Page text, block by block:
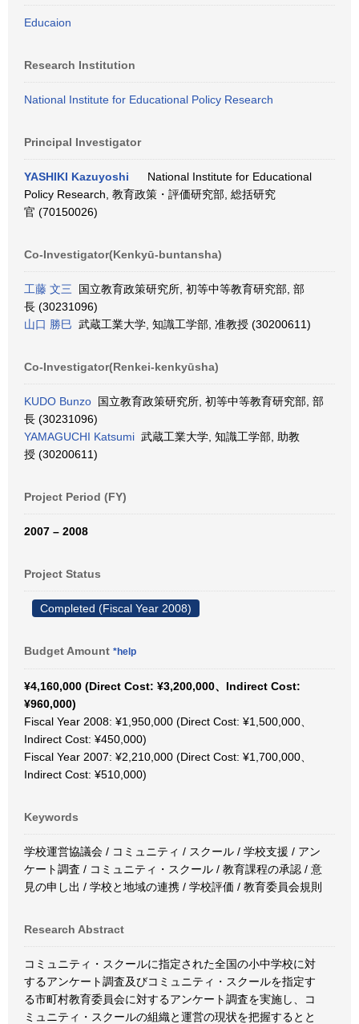
Educaion
Research Institution
National Institute for Educational Policy Research
Principal Investigator
YASHIKI Kazuyoshi
National Institute for Educational
Policy Research, 教育政策・評価研究部, 総括研究
官 (70150026)
Co-Investigator(Kenkyū-buntansha)
工藤 文三 国立教育政策研究所, 初等中等教育研究部, 部
長 (30231096)
山口 勝巳 武蔵工業大学, 知識工学部, 准教授 (30200611)
Co-Investigator(Renkei-kenkyūsha)
KUDO Bunzo 国立教育政策研究所, 初等中等教育研究部, 部
長 (30231096)
YAMAGUCHI Katsumi 武蔵工業大学, 知識工学部, 助教
授 (30200611)
Project Period (FY)
2007 – 2008
Project Status
Completed (Fiscal Year 2008)
Budget Amount *help
¥4,160,000 (Direct Cost: ¥3,200,000、Indirect Cost:
¥960,000)
Fiscal Year 2008: ¥1,950,000 (Direct Cost: ¥1,500,000、
Indirect Cost: ¥450,000)
Fiscal Year 2007: ¥2,210,000 (Direct Cost: ¥1,700,000、
Indirect Cost: ¥510,000)
Keywords
学校運営協議会 / コミュニティ / スクール / 学校支援 / アン
ケート調査 / コミュニティ・スクール / 教育課程の承認 / 意
見の申し出 / 学校と地域の連携 / 学校評価 / 教育委員会規則
Research Abstract
コミュニティ・スクールに指定された全国の小中学校に対
するアンケート調査及びコミュニティ・スクールを指定す
る市町村教育委員会に対するアンケート調査を実施し、コ
ミュニティ・スクールの組織と運営の現状を把握するとと